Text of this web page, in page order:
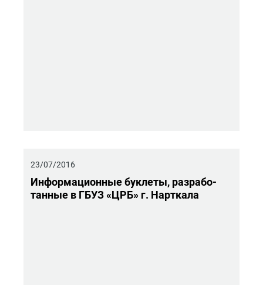
23/07/2016
Ин­фор­ма­ци­он­ные бук­ле­ты, раз­ра­бо­
тан­ные в ГБУЗ «ЦРБ» г. Нарт­ка­ла